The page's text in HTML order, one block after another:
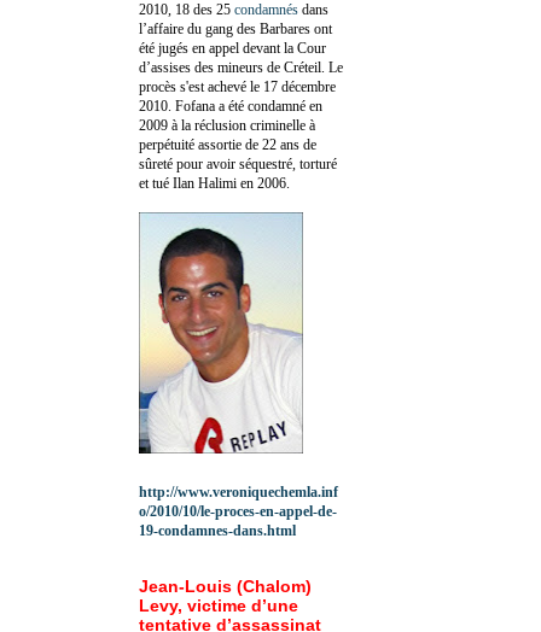
2010, 18 des 25 condamnés dans
l’affaire du gang des Barbares ont
été jugés en appel devant la Cour
d’assises des mineurs de Créteil. Le
procès s'est achevé le 17 décembre
2010. Fofana a été condamné en
2009 à la réclusion criminelle à
perpétuité assortie de 22 ans de
sûreté pour avoir séquestré, torturé
et tué Ilan Halimi en 2006.
http://www.veroniquechemla.inf
o/2010/10/le-proces-en-appel-de-
19-condamnes-dans.html
Jean-Louis (Chalom)
Levy, victime d’une
tentative d’assassinat